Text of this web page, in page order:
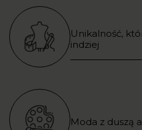
Unikalność,
indziej
Moda z duszą